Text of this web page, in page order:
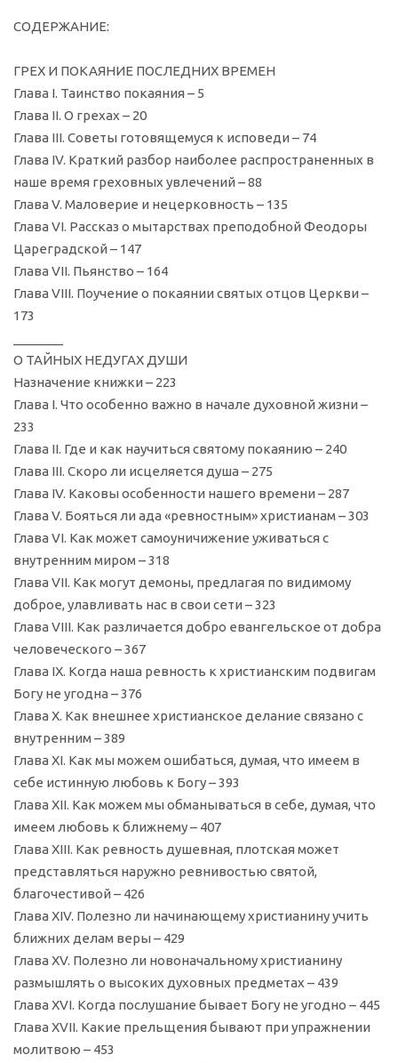
СОДЕРЖАНИЕ:
ГРЕХ И ПОКАЯНИЕ ПОСЛЕДНИХ ВРЕМЕН
Глава I. Таинство покаяния – 5
Глава II. О грехах – 20
Глава III. Советы готовящемуся к исповеди – 74
Глава IV. Краткий разбор наиболее распространенных в
наше время греховных увлечений – 88
Глава V. Маловерие и нецерковность – 135
Глава VI. Рассказ о мытарствах преподобной Феодоры
Цареградской – 147
Глава VII. Пьянство – 164
Глава VIII. Поучение о покаянии святых отцов Церкви –
173
О ТАЙНЫХ НЕДУГАХ ДУШИ
Назначение книжки – 223
Глава I. Что особенно важно в начале духовной жизни –
233
Глава II. Где и как научиться святому покаянию – 240
Глава III. Скоро ли исцеляется душа – 275
Глава IV. Каковы особенности нашего времени – 287
Глава V. Бояться ли ада «ревностным» христианам – 303
Глава VI. Как может самоуничижение уживаться с
внутренним миром – 318
Глава VII. Как могут демоны, предлагая по видимому
доброе, улавливать нас в свои сети – 323
Глава VIII. Как различается добро евангельское от добра
человеческого – 367
Глава IX. Когда наша ревность к христианским подвигам
Богу не угодна – 376
Глава X. Как внешнее христианское делание связано с
внутренним – 389
Глава XI. Как мы можем ошибаться, думая, что имеем в
себе истинную любовь к Богу – 393
Глава XII. Как можем мы обманываться в себе, думая, что
имеем любовь к ближнему – 407
Глава XIII. Как ревность душевная, плотская может
представляться наружно ревнивостью святой,
благочестивой – 426
Глава XIV. Полезно ли начинающему христианину учить
ближних делам веры – 429
Глава XV. Полезно ли новоначальному христианину
размышлять о высоких духовных предметах – 439
Глава XVI. Когда послушание бывает Богу не угодно – 445
Глава XVII. Какие прельщения бывают при упражнении
молитвою – 453